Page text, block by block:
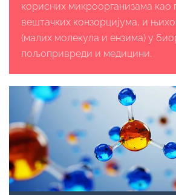
корисних микроорганизама као
вештачких конзорцијума, и
(малих молекула и ензима) у
пољопривреди и медицини.